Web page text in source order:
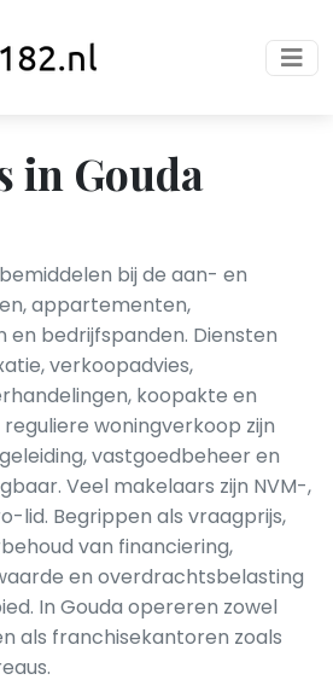
in Gouda
bij de aan- en
appartementen,
en bedrijfspanden. Diensten
verkoopadvies,
koopakte en
woningverkoop zijn
vastgoedbeheer en
Veel makelaars zijn NVM-,
lid. Begrippen als vraagprijs,
van financiering,
en overdrachtsbelasting
In Gouda opereren zowel
als franchisekantoren zoals